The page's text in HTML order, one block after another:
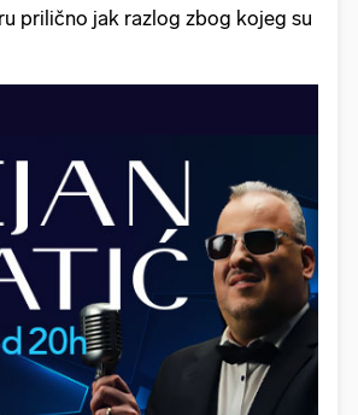
prilično jak razlog zbog kojeg su